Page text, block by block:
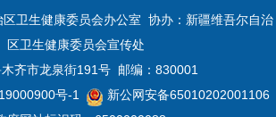
区卫生健康委员会办公室 协办：新疆维吾尔自治
区卫生健康委员会宣传处
木齐市龙泉街191号 邮编：830001
号-1
新公网安备65010202001106